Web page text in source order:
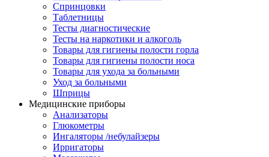
Спринцовки
Таблетницы
Тесты диагностические
Тесты на наркотики и алкоголь
Товары для гигиены полости горла
Товары для гигиены полости носа
Товары для ухода за больными
Уход за больными
Шприцы
Медицинские приборы
Анализаторы
Глюкометры
Ингаляторы /небулайзеры
Ирригаторы